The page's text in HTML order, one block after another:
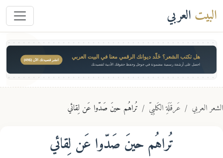
البيتالعربي
هل تكتب الشعر؟ خَلّد ديوانك الرقمي معنا في البيت العربي
احصل على أرشفة رسمية مضمونة في جوجل وحفظ حقوقك الأدبية لقصيدتك
انشر قصيدتك الآن ($49)
العربي عَرقَلَةِ الكَلبِيّ تُراهُم حينَ صَدّوا عَن لِقائي
تُراهُم حينَ صَدّوا عَن لِقائي